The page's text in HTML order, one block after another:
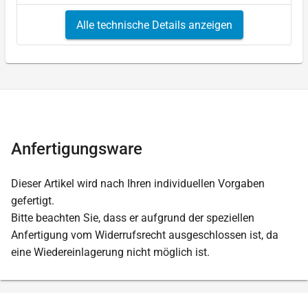
Alle technische Details anzeigen
Anfertigungsware
Dieser Artikel wird nach Ihren individuellen Vorgaben
gefertigt.
Bitte beachten Sie, dass er aufgrund der speziellen
Anfertigung vom Widerrufsrecht ausgeschlossen ist, da
eine Wiedereinlagerung nicht möglich ist.